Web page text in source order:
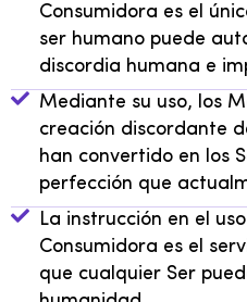
Consumidora es el
ser humano puede
discordia humana e
Mediante su uso, los
creación discordante
han convertido en los
perfección que
La instrucción en el
Consumidora es el
que cualquier Ser